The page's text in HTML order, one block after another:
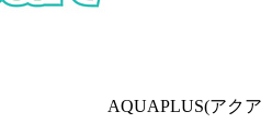
AQUAPLUS(アクア